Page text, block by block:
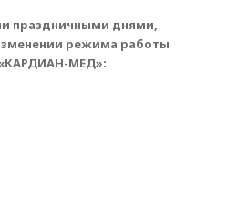
праздничными днями,
режима работы
МЕД»: